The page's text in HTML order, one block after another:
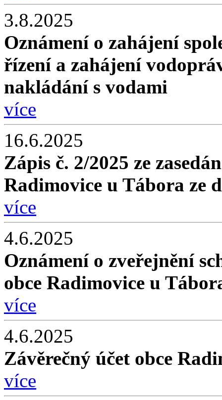
3.8.2025
Oznámení o zahájení
řízení a zahájení
nakládání s vodami
více
16.6.2025
Zápis č. 2/2025 ze
Radimovice u Tábora ze
více
4.6.2025
Oznámení o zveřejnění
obce Radimovice u
více
4.6.2025
Závěrečný účet obce
více